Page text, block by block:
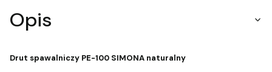
Opis
Drut spawalniczy PE-100 SIMONA naturalny